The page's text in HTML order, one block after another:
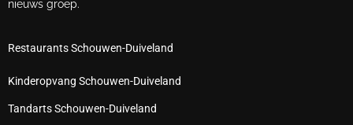
nieuws groep.
Restaurants Schouwen-Duiveland
Kinderopvang Schouwen-Duiveland
Tandarts Schouwen-Duiveland